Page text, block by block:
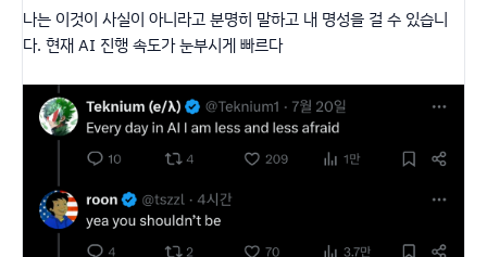
나는 이것이 사실이 아니라고 분명히 말하고 내 명성을 걸 수 있습니
다. 현재 AI 진행 속도가 눈부시게 빠르다